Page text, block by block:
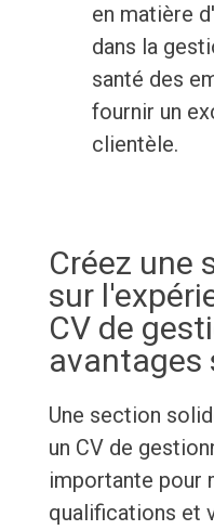
en matière
dans la
santé des
fournir un
clientèle.
Créez une
sur
CV de
avantages
Une section
un CV de
importante pour
qualifications et